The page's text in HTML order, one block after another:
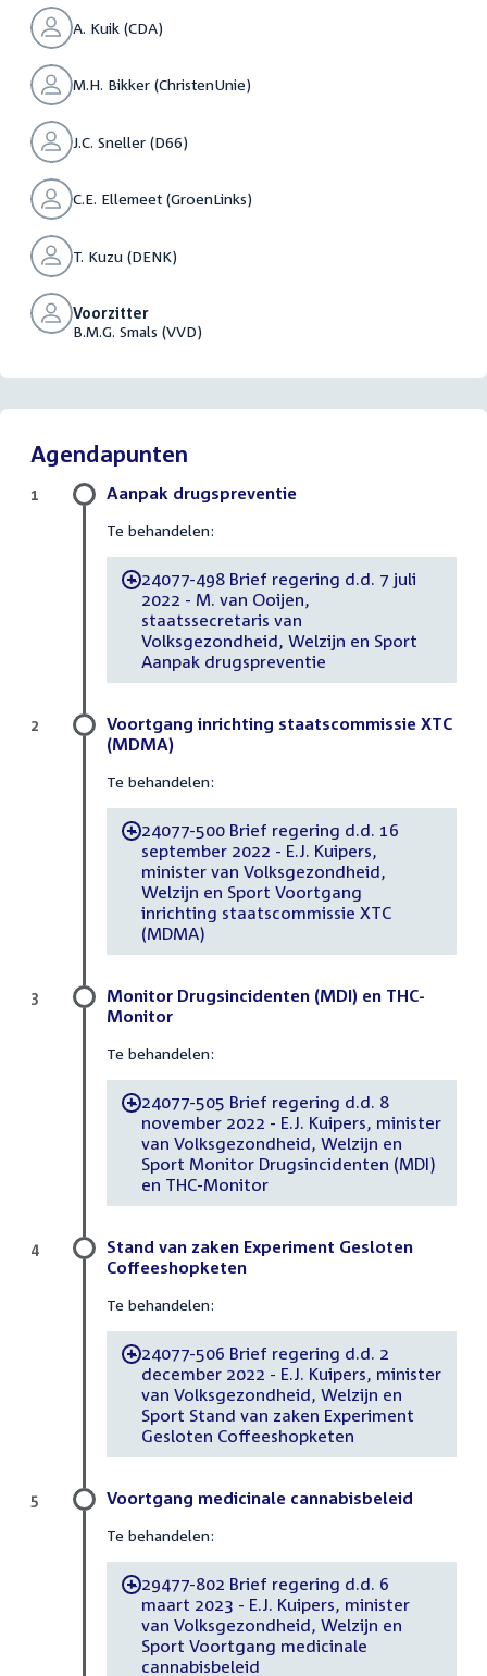
A. Kuik (CDA)
M.H. Bikker (ChristenUnie)
J.C. Sneller (D66)
C.E. Ellemeet (GroenLinks)
T. Kuzu (DENK)
Voorzitter
B.M.G. Smals (VVD)
Agendapunten
Aanpak drugspreventie
Te behandelen:
-24077-498 Brief regering d.d. 7 juli
2022 - M. van Ooijen,
staatssecretaris van
Volksgezondheid, Welzijn en Sport
Aanpak drugspreventie
1
Voortgang inrichting staatscommissie XTC
(MDMA)
Te behandelen:
-24077-500 Brief regering d.d. 16
september 2022 - E.J. Kuipers,
minister van Volksgezondheid,
Welzijn en Sport Voortgang
inrichting staatscommissie XTC
(MDMA)
2
Monitor Drugsincidenten (MDI) en THC-
Monitor
Te behandelen:
-24077-505 Brief regering d.d. 8
november 2022 - E.J. Kuipers, minister
van Volksgezondheid, Welzijn en
Sport Monitor Drugsincidenten (MDI)
en THC-Monitor
3
Stand van zaken Experiment Gesloten
Coffeeshopketen
Te behandelen:
-24077-506 Brief regering d.d. 2
december 2022 - E.J. Kuipers, minister
van Volksgezondheid, Welzijn en
Sport Stand van zaken Experiment
Gesloten Coffeeshopketen
4
Voortgang medicinale cannabisbeleid
Te behandelen:
-29477-802 Brief regering d.d. 6
maart 2023 - E.J. Kuipers, minister
van Volksgezondheid, Welzijn en
Sport Voortgang medicinale
cannabisbeleid
5